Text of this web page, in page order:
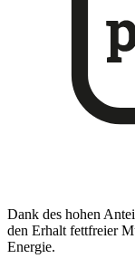
Dank des hohen
den Erhalt fettfreier
Energie.